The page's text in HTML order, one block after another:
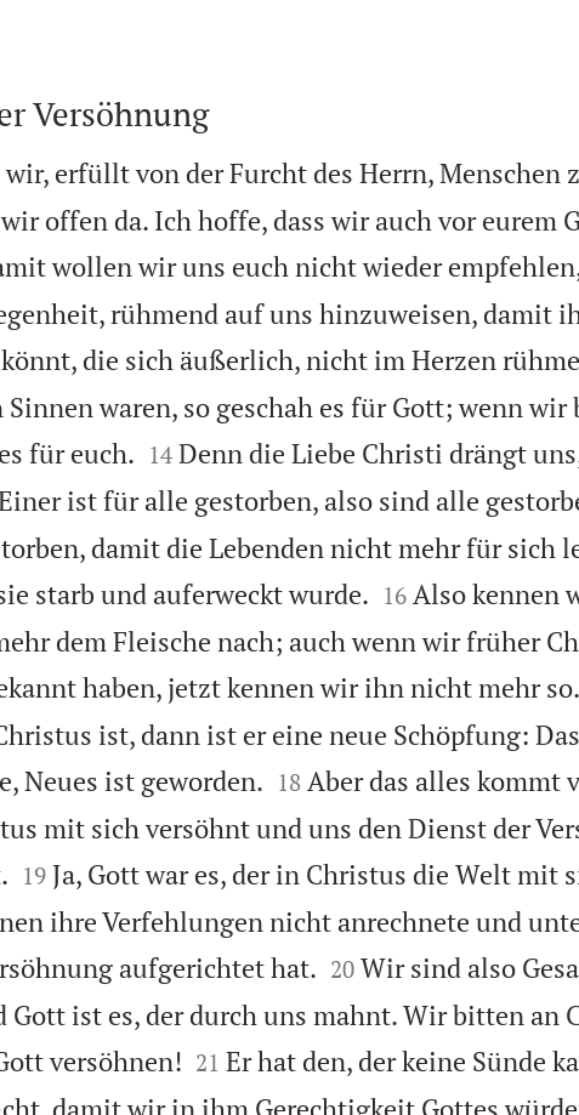
Versöhnung
wir, erfüllt von der Furcht des Herrn, Menschen
offen da. Ich hoffe, dass wir auch vor eurem
wollen wir uns euch nicht wieder
rühmend auf uns hinzuweisen, damit
die sich äußerlich, nicht im Herzen
waren, so geschah es für Gott; wenn wir
für euch.
14 Denn die Liebe Christi drängt
ist für alle gestorben, also sind alle
damit die Lebenden nicht mehr für sich
starb und auferweckt wurde.
16 Also kennen
dem Fleische nach; auch wenn wir früher
haben, jetzt kennen wir ihn nicht mehr so.
ist, dann ist er eine neue Schöpfung:
Neues ist geworden.
18 Aber das alles kommt
mit sich versöhnt und uns den Dienst der

19 Ja, Gott war es, der in Christus die Welt mit
ihre Verfehlungen nicht anrechnete und
aufgerichtet hat.
20 Wir sind also
ist es, der durch uns mahnt. Wir bitten an
versöhnen!
21 Er hat den, der keine Sünde